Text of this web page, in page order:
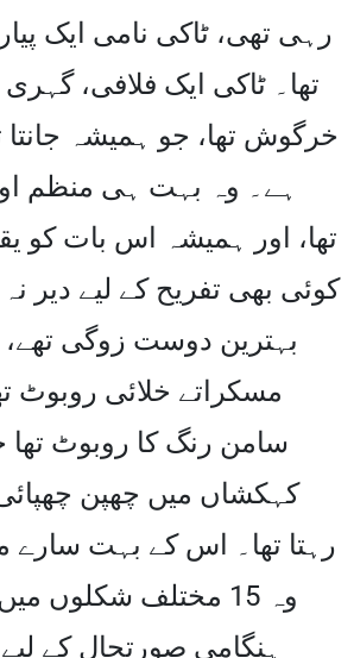
رہی تھی، ٹاکی نامی ایک
تھا۔ ٹاکی ایک فلافی،
خرگوش تھا، جو ہمیشہ جانتا
ہے۔ وہ بہت ہی منظم
تھا، اور ہمیشہ اس بات کو
کوئی بھی تفریح ​​کے لیے دیر
بہترین دوست زوگی
مسکراتے خلائی روبوٹ
سامن رنگ کا روبوٹ
کہکشاں میں چھپن چھپائی
رہتا تھا۔ اس کے بہت سارے
وہ 15 مختلف شکلوں
ہنگامی صورتحال کے لیے